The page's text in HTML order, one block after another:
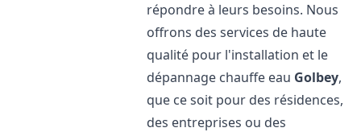
répondre à leurs besoins. Nous
offrons des services de haute
qualité pour l'installation et le
dépannage chauffe eau Golbey,
que ce soit pour des résidences,
des entreprises ou des